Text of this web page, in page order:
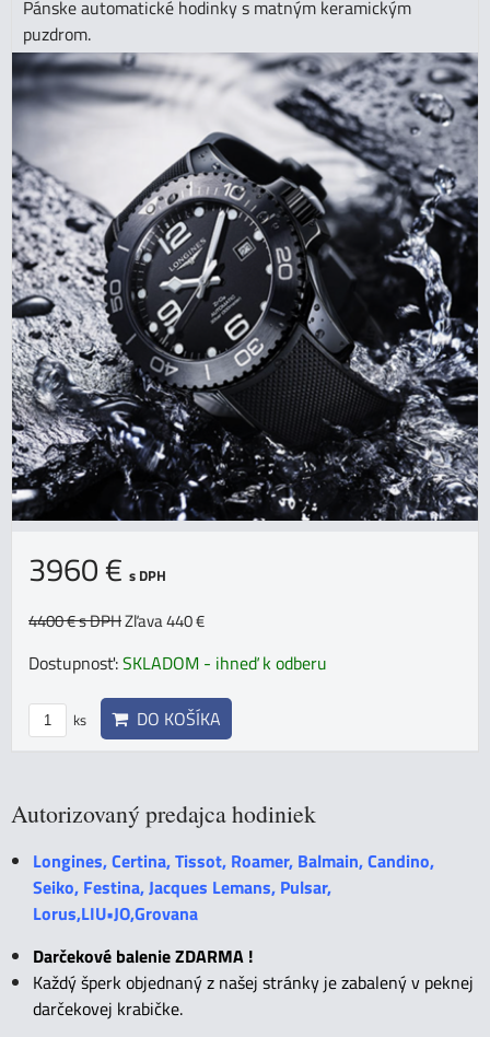
Pánske automatické hodinky s matným keramickým
puzdrom.
3960 € s DPH
4400 €s DPHZľava 440 €
Dostupnosť:SKLADOM - ihneď k odberu
ks DO KOŠÍKA
Autorizovaný predajca hodiniek
Longines, Certina, Tissot, Roamer, Balmain, Candino,
Seiko, Festina, Jacques Lemans, Pulsar,
Lorus,LIU•JO,Grovana
Darčekové balenie ZDARMA !
Každý šperk objednaný z našej stránky je zabalený v peknej
darčekovej krabičke.